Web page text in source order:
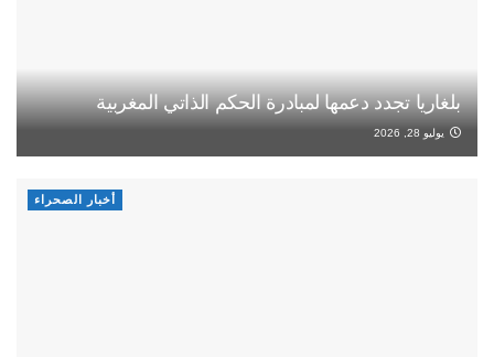
بلغاريا تجدد دعمها لمبادرة الحكم الذاتي المغربية
يوليو 28, 2026
أخبار الصحراء